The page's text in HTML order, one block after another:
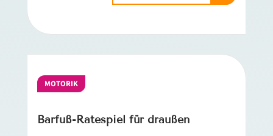
MOTORIK
Barfuß-Ratespiel für draußen